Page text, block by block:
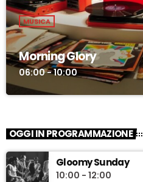
MUSICA
Morning Glory
06:00 - 10:00
OGGI IN PROGRAMMAZIONE
Gloomy Sunday
10:00 - 12:00